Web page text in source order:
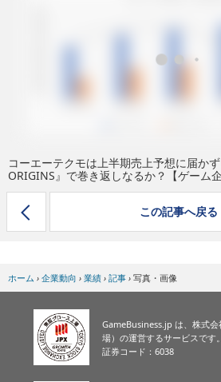
コーエーテクモは上半期売上予想に届か
ORIGINS』で巻き返しなるか？【ゲーム
この記事へ戻る
ホーム › 企業動向 › 業績 › 記事 › 写真・画像
GameBusiness.jp は、株式
場）の運営するサービスです。
証券コード：6038